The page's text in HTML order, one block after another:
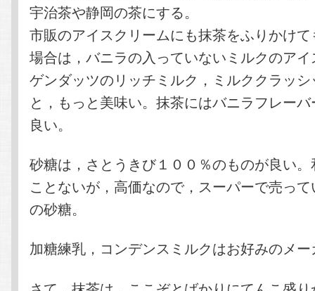
宇治茶や静岡の茶にする。
市販のアイスクリームにも抹茶をふりかけ
場合は，バニラの入っていないミルクのア
ゲンダッツのリッチミルク，ミルククラッ
と，もっと美味い。抹茶にはバニラフレー
良い。
砂糖は，さとうきび１００％のものが良い
ことないが，高価なので，スーパーで売っ
の砂糖。
加糖練乳，コンデンスミルクはお好みのメ